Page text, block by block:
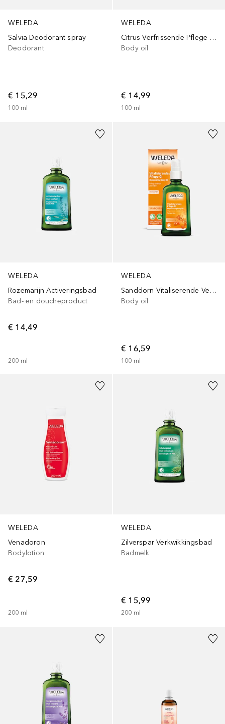
WELEDA
Salvia Deodorant spray
Deodorant
€ 15,29
100 ml
WELEDA
Citrus Verfrissende Pflege olie
Body oil
€ 14,99
100 ml
WELEDA
Rozemarijn Activeringsbad
Bad- en doucheproduct
€ 14,49
200 ml
WELEDA
Sanddorn Vitaliserende Verzorgingsolie
Body oil
€ 16,59
100 ml
WELEDA
Venadoron
Bodylotion
€ 27,59
200 ml
WELEDA
Zilverspar Verkwikkingsbad
Badmelk
€ 15,99
200 ml